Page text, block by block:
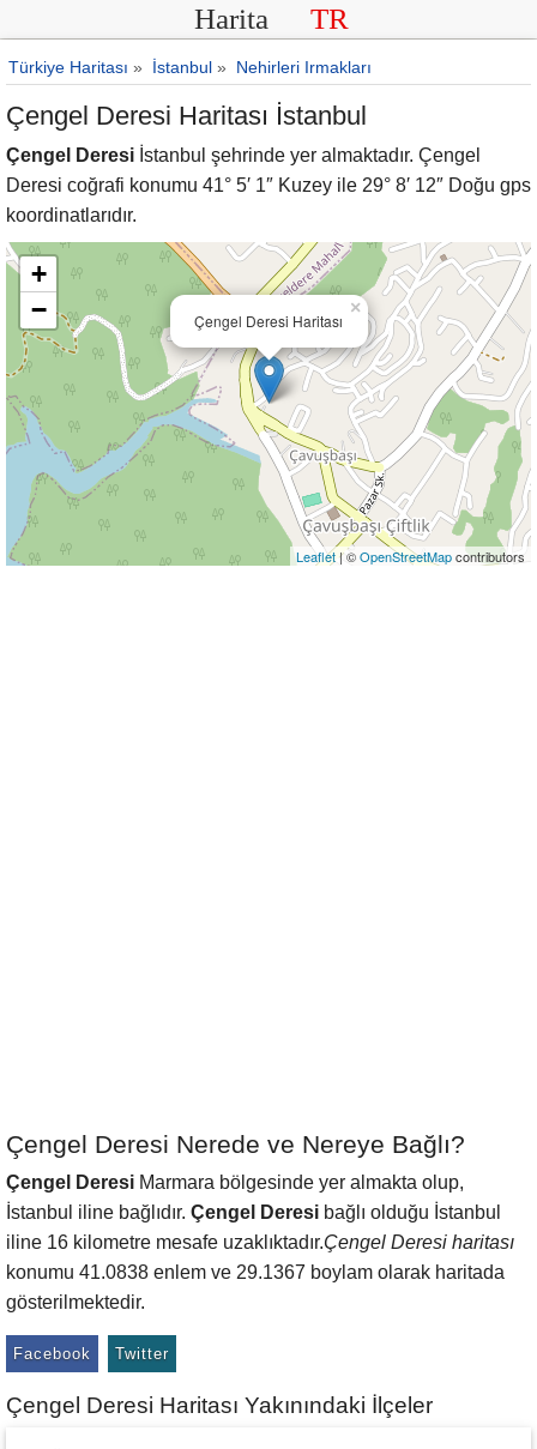
Harita TR
Türkiye Haritası » İstanbul » Nehirleri Irmakları
Çengel Deresi Haritası İstanbul
Çengel Deresi İstanbul şehrinde yer almaktadır. Çengel
Deresi coğrafi konumu 41° 5′ 1″ Kuzey ile 29° 8′ 12″ Doğu gps
koordinatlarıdır.
Çengel Deresi Haritası
×
+
−
Leaflet| ©OpenStreetMapcontributors
Çengel Deresi Nerede ve Nereye Bağlı?
Çengel Deresi Marmara bölgesinde yer almakta olup,
İstanbul iline bağlıdır. Çengel Deresi bağlı olduğu İstanbul
iline 16 kilometre mesafe uzaklıktadır.Çengel Deresi haritası
konumu 41.0838 enlem ve 29.1367 boylam olarak haritada
gösterilmektedir.
Facebook Twitter
Çengel Deresi Haritası Yakınındaki İlçeler